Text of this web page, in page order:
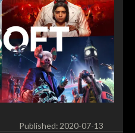
Published: 2020-07-13